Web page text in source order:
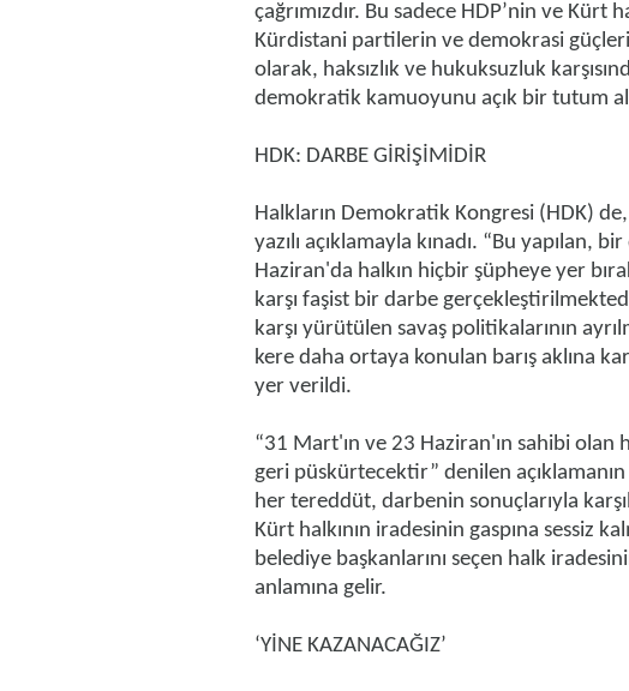
çağrımızdır. Bu sadece HDP’nin ve
Kürdistani partilerin ve demokrasi
olarak, haksızlık ve hukuksuzluk
demokratik kamuoyunu açık bir tutum
HDK: DARBE GİRİŞİMİDİR
Halkların Demokratik Kongresi (HDK)
yazılı açıklamayla kınadı. “Bu
Haziran'da halkın hiçbir şüpheye yer
karşı faşist bir darbe
karşı yürütülen savaş politikalarının
kere daha ortaya konulan barış aklına
yer verildi.
“31 Mart'ın ve 23 Haziran'ın sahibi olan
geri püskürtecektir” denilen
her tereddüt, darbenin sonuçlarıyla
Kürt halkının iradesinin gaspına sessiz
belediye başkanlarını seçen halk
anlamına gelir.
‘YİNE KAZANACAĞIZ’